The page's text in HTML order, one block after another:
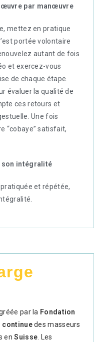
par manœuvre
mettez en pratique
portée volontaire
autant de fois
et exercez-vous
de chaque étape.
évaluer la qualité de
ces retours et
Une fois
“cobaye” satisfait,
son intégralité
et répétée,
par la Fondation
des masseurs
enSuisse . Les